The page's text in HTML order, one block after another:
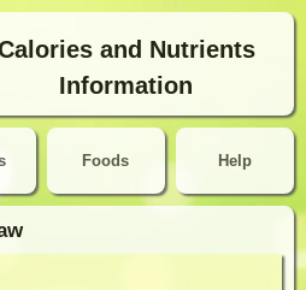
and Nutrients
Information
Help
Foods